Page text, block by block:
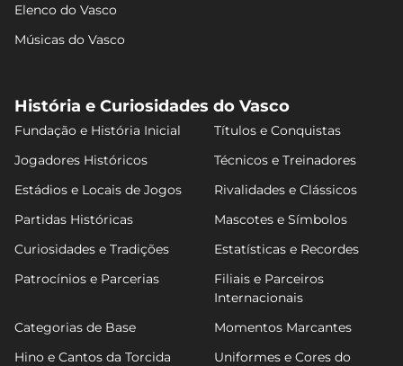
Elenco do Vasco
Músicas do Vasco
História e Curiosidades do Vasco
Fundação e História Inicial
Títulos e Conquistas
Jogadores Históricos
Técnicos e Treinadores
Estádios e Locais de Jogos
Rivalidades e Clássicos
Partidas Históricas
Mascotes e Símbolos
Curiosidades e Tradições
Estatísticas e Recordes
Patrocínios e Parcerias
Filiais e Parceiros
Internacionais
Categorias de Base
Momentos Marcantes
Hino e Cantos da Torcida
Uniformes e Cores do